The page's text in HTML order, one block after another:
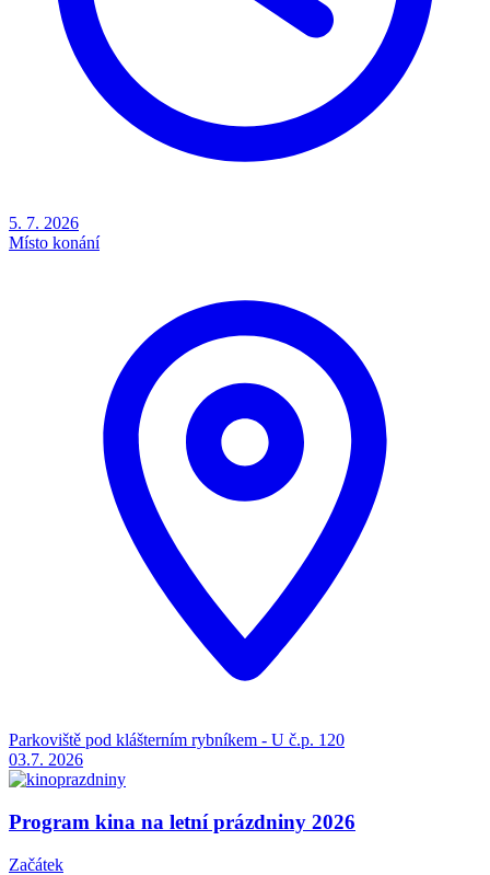
5. 7. 2026
Místo konání
Parkoviště pod klášterním rybníkem - U č.p. 120
03.7. 2026
Program kina na letní prázdniny 2026
Začátek